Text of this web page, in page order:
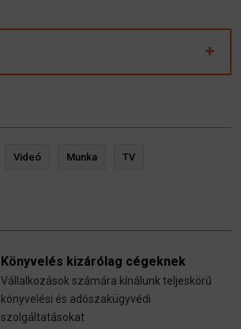
Videó Munka TV
Könyvelés kizárólag cégeknek
Vállalkozások számára kínálunk teljeskörű
könyvelési és adószakügyvédi
szolgáltatásokat